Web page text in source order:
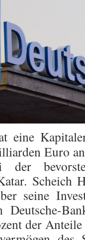
eine
Euro
der
Scheich
seine
der